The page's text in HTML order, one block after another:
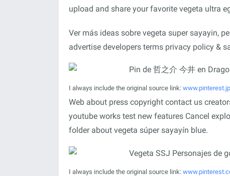
upload and share your favorite vegeta ultra
Ver más ideas sobre vegeta super sayayin,
advertise developers terms privacy policy &
I always include the original source link: www.pinterest.jp
Web about press copyright contact us
youtube works test new features Cancel
folder about vegeta súper sayayín blue.
I always include the original source link: